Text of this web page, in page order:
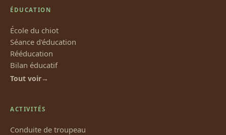
ÉDUCATION
École du chiot
Séance d'éducation
Rééducation
Bilan éducatif
Tout voir
ACTIVITÉS
Conduite de troupeau